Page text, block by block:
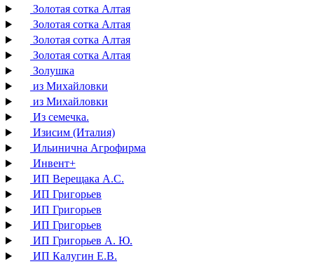
Золотая сотка Алтая
Золотая сотка Алтая
Золотая сотка Алтая
Золотая сотка Алтая
Золушка
из Михайловки
из Михайловки
Из семечка.
Изисим (Италия)
Ильинична Агрофирма
Инвент+
ИП Верещака А.С.
ИП Григорьев
ИП Григорьев
ИП Григорьев
ИП Григорьев А. Ю.
ИП Калугин Е.В.